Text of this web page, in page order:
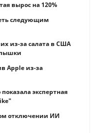
вырос на 120%
следующим
из-за салата в США
Apple из-за
экспертная
отключении ИИ